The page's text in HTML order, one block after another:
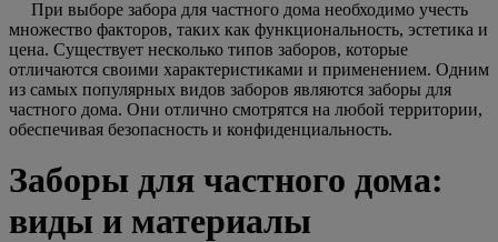
При выборе забора для частного дома необходимо учесть
множество факторов, таких как функциональность, эстетика и
цена. Существует несколько типов заборов, которые
отличаются своими характеристиками и применением. Одним
из самых популярных видов заборов являются заборы для
частного дома. Они отлично смотрятся на любой территории,
обеспечивая безопасность и конфиденциальность.
Заборы для частного дома:
виды и материалы